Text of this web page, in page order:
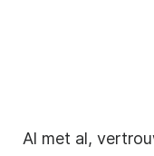
Al met al,